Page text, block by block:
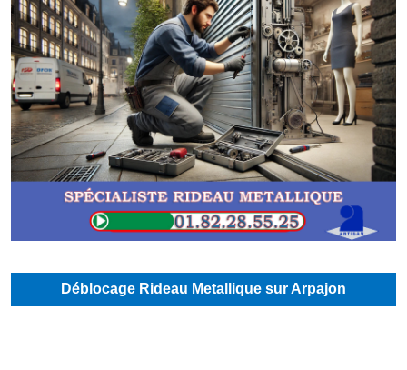
Déblocage Rideau Metallique sur Arpajon